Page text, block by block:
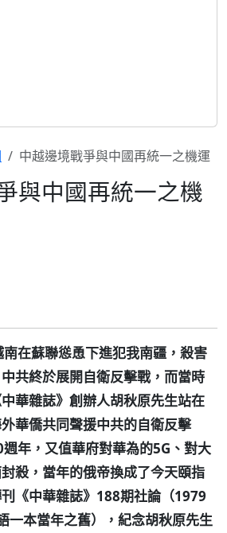
中越邊境戰爭與中國再統一之機運
與中國再統一之機
南在蘇聯慫恿下進犯我南疆，殺害
共終於展開自衛反擊戰，而當時
華雜誌》創辦人胡秋原先生站在
華僑共同聲援中共的自衛反擊
年，又值華府對華為的5G、對大
殺，當年的俄帝換成了今天頤指
《中華雜誌》188期社論（1979
一本當年之舊），紀念胡秋原先生